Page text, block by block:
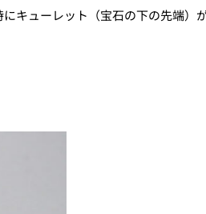
キューレット（宝石の下の先端）